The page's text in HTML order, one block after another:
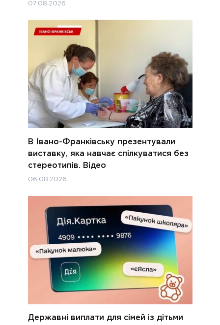
07.08.2026
В Івано-Франківську презентували
виставку, яка навчає спілкуватися без
стереотипів. Відео
06.08.2026
Державні виплати для сімей із дітьми